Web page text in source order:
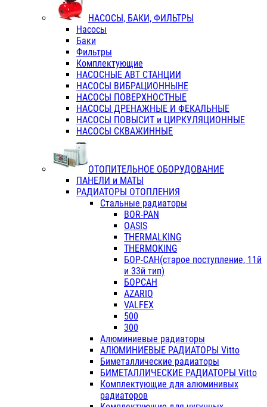
НАСОСЫ, БАКИ, ФИЛЬТРЫ
Насосы
Баки
Фильтры
Комплектующие
НАСОСНЫЕ АВТ СТАНЦИИ
НАСОСЫ ВИБРАЦИОННЫНЕ
НАСОСЫ ПОВЕРХНОСТНЫЕ
НАСОСЫ ДРЕНАЖНЫЕ И ФЕКАЛЬНЫЕ
НАСОСЫ ПОВЫСИТ и ЦИРКУЛЯЦИОННЫЕ
НАСОСЫ СКВАЖИННЫЕ
ОТОПИТЕЛЬНОЕ ОБОРУДОВАНИЕ
ПАНЕЛИ и МАТЫ
РАДИАТОРЫ ОТОПЛЕНИЯ
Стальные радиаторы
BOR-PAN
OASIS
THERMALKING
THERMOKING
БОР-САН(старое поступление, 11й
и 33й тип)
БОРСАН
AZARIO
VALFEX
500
300
Алюминиевые радиаторы
АЛЮМИНИЕВЫЕ РАДИАТОРЫ Vitto
Биметаллические радиаторы
БИМЕТАЛЛИЧЕСКИЕ РАДИАТОРЫ Vitto
Комплектующие для алюминивых
радиаторов